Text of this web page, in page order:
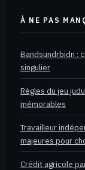
À NE PAS
Bandsundrbidn :
singulier
Règles du jeu
mémorables
Travailleur
majeures pour
Crédit agricole